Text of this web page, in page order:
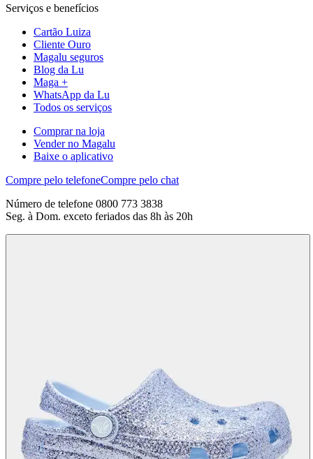
Serviços e benefícios
Cartão Luiza
Cliente Ouro
Magalu seguros
Blog da Lu
Maga +
WhatsApp da Lu
Todos os serviços
Comprar na loja
Vender no Magalu
Baixe o aplicativo
Compre pelo telefoneCompre pelo chat
Número de telefone 0800 773 3838
Seg. à Dom. exceto feriados das 8h às 20h